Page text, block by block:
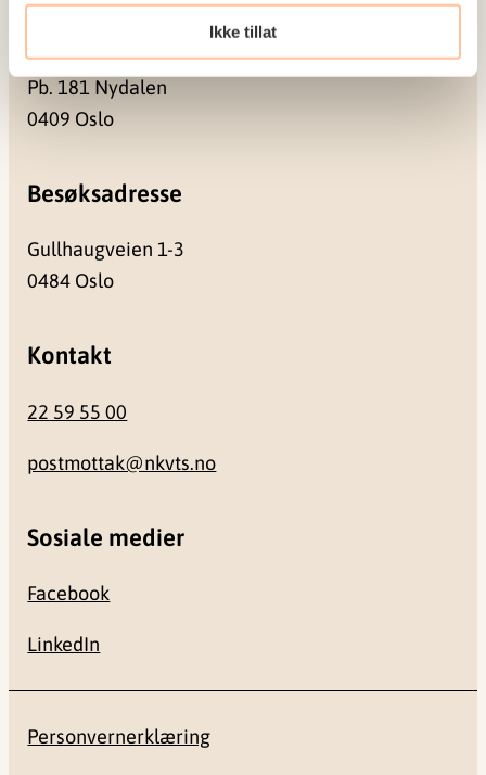
Ikke tillat
Pb. 181 Nydalen
0409 Oslo
Besøksadresse
Gullhaugveien 1-3
0484 Oslo
Kontakt
22 59 55 00
postmottak@nkvts.no
Sosiale medier
Facebook
LinkedIn
Personvernerklæring